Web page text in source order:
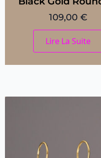
109,00€
Lire La Suite